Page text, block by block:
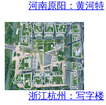
河南原阳：黄河特
浙江杭州：写字楼